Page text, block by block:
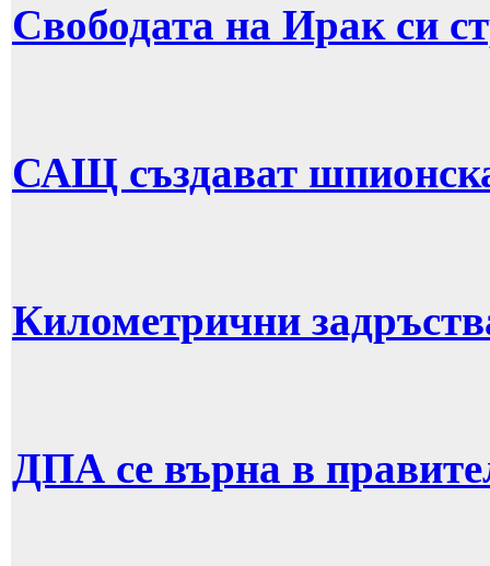
Свободата на Ирак си
САЩ създават
Километрични
ДПА се върна в